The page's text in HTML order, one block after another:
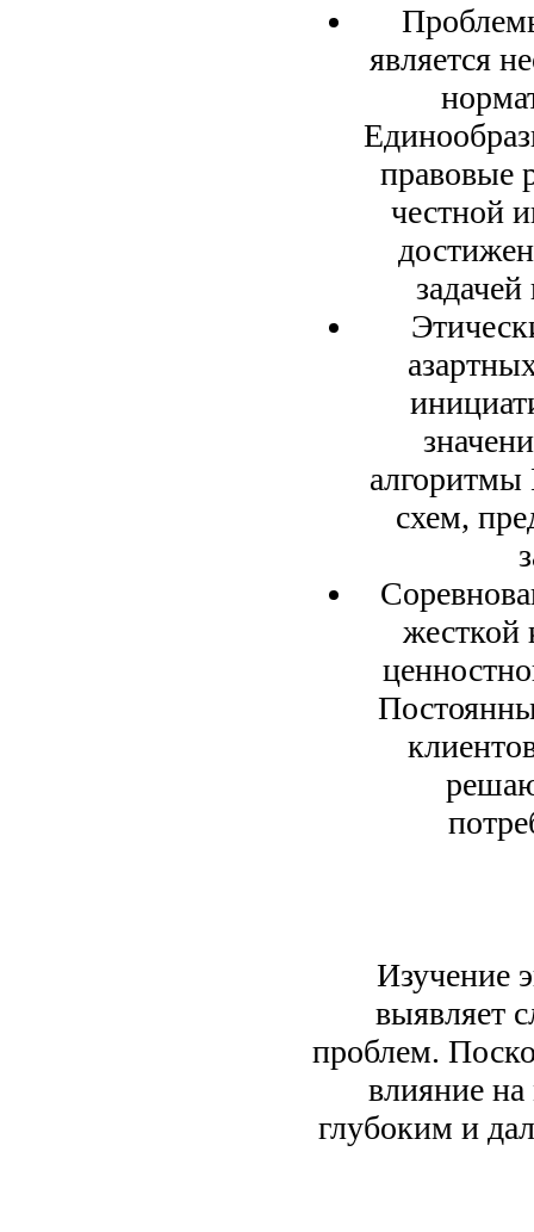
является
правовые
честной
схем,
жесткой
Изучение
выявляет
проблем.
влияние
глубоким и